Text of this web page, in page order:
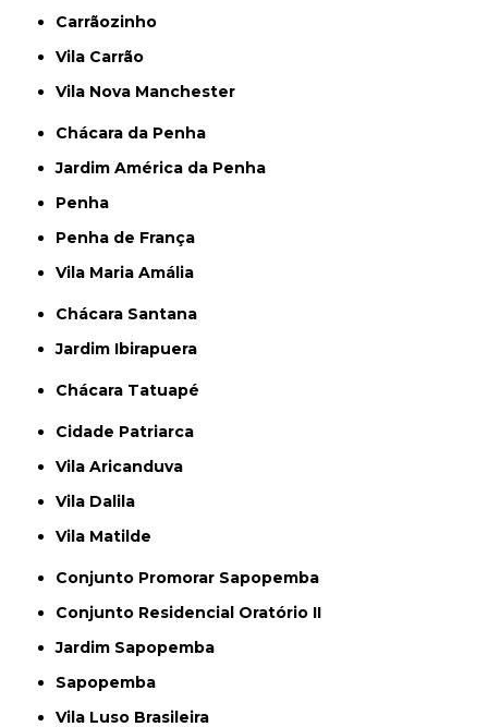
Carrãozinho
Vila Carrão
Vila Nova Manchester
Chácara da Penha
Jardim América da Penha
Penha
Penha de França
Vila Maria Amália
Chácara Santana
Jardim Ibirapuera
Chácara Tatuapé
Cidade Patriarca
Vila Aricanduva
Vila Dalila
Vila Matilde
Conjunto Promorar Sapopemba
Conjunto Residencial Oratório II
Jardim Sapopemba
Sapopemba
Vila Luso Brasileira